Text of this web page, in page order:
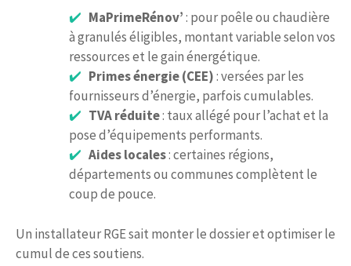
MaPrimeRénov’: pour poêle ou chaudière
à granulés éligibles, montant variable selon vos
ressources et le gain énergétique.
Primes énergie (CEE): versées par les
fournisseurs d’énergie, parfois cumulables.
TVA réduite: taux allégé pour l’achat et la
pose d’équipements performants.
Aides locales: certaines régions,
départements ou communes complètent le
coup de pouce.
Un installateur RGE sait monter le dossier et optimiser le
cumul de ces soutiens.